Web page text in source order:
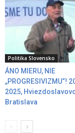
Politika Slovensko
ÁNO MIERU, NIE
„PROGRESIVIZMU“!
2025,
Bratislava